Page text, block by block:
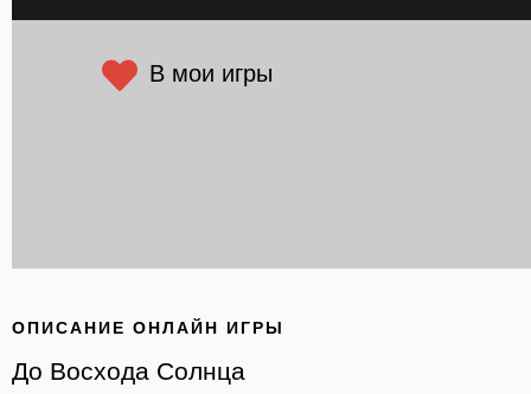
В мои игры
ОПИСАНИЕ ОНЛАЙН ИГРЫ
До Восхода Солнца